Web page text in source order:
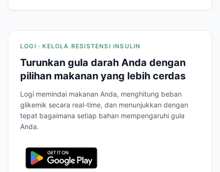
LOGI · KELOLA RESISTENSI INSULIN
Turunkan gula darah Anda dengan
pilihan makanan yang lebih cerdas
Logi memindai makanan Anda, menghitung beban
glikemik secara real-time, dan menunjukkan dengan
tepat bagaimana setiap bahan mempengaruhi gula
Anda.